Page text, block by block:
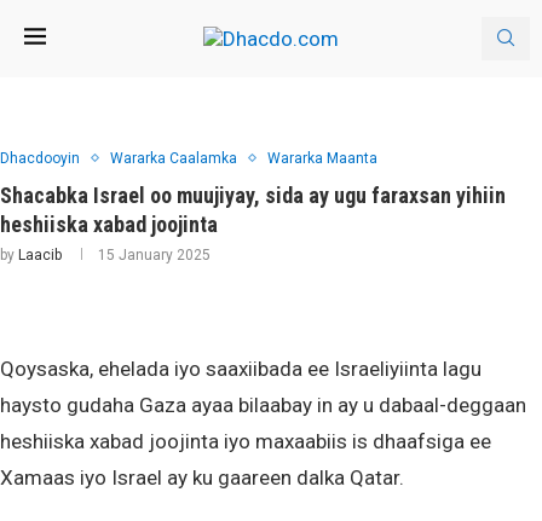
Dhacdooyin Wararka Caalamka Wararka Maanta
Shacabka Israel oo muujiyay, sida ay ugu faraxsan yihiin
heshiiska xabad joojinta
by Laacib 15 January 2025
Qoysaska, ehelada iyo saaxiibada ee Israeliyiinta lagu
haysto gudaha Gaza ayaa bilaabay in ay u dabaal-deggaan
heshiiska xabad joojinta iyo maxaabiis is dhaafsiga ee
Xamaas iyo Israel ay ku gaareen dalka Qatar.